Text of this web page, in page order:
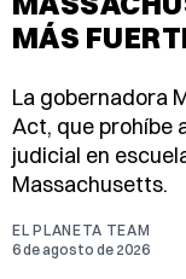
MÁS
La gobernadora
Act, que prohíbe
judicial en
Massachusetts.
EL PLANETA TEAM
6 de agosto de 2026